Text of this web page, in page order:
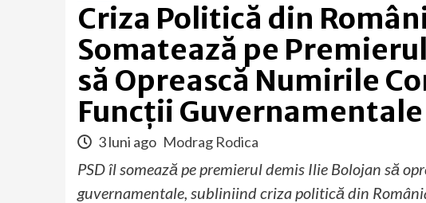
Criza Politică din
Somatează pe
să Oprească Numirile
Funcții Guvernamentale
3 luni ago Modrag Rodica
PSD îl somează pe premierul demis Ilie Bolojan să
guvernamentale, subliniind criza politică din